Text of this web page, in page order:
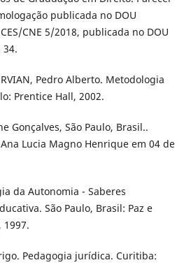
publicada no DOU
CNE 5/2018, publicada no DOU
34.
Pedro Alberto. Metodologia
Prentice Hall, 2002.
Gonçalves, São Paulo, Brasil..
Lucia Magno Henrique em 04 de
da Autonomia - Saberes
São Paulo, Brasil: Paz e
1997.
Pedagogia jurídica. Curitiba: